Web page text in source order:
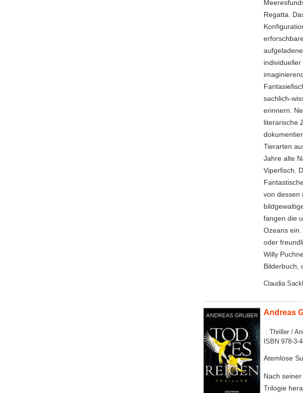
Regatta.
sachlich-
erinnern.
literarische
Tierarten
Jahre alte
Viperfisch.
von dessen
fangen die
Ozeans
oder
Willy
Bilderbuch,
Claudia
Andreas
: Thriller /
ISBN 978-
Atemlose
Nach
Trilogie